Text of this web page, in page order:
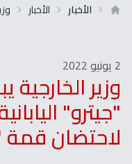
الأخبار الأخبار
2 يونيو 2022
وزير
"جيترو"
لاحتضان قمة